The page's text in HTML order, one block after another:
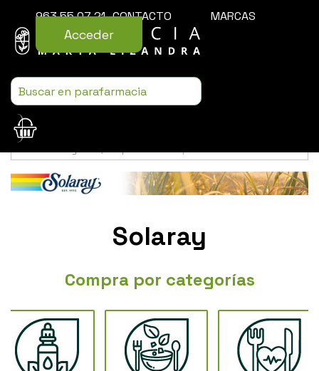
963 55 07 21 CONTACTO MARCAS
Acceder
Usamos cookies para mejorar la experiencia de la web. Si sigues
Solaray
Compra por categorías